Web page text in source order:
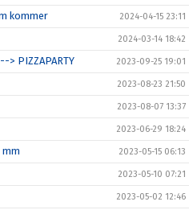
kommer 2024-04-15 23:11
2024-03-14 18:42
> PIZZAPARTY 2023-09-25 19:01
2023-08-23 21:50
2023-08-07 13:37
2023-06-29 18:24
2023-05-15 06:13
2023-05-10 07:21
2023-05-02 12:46